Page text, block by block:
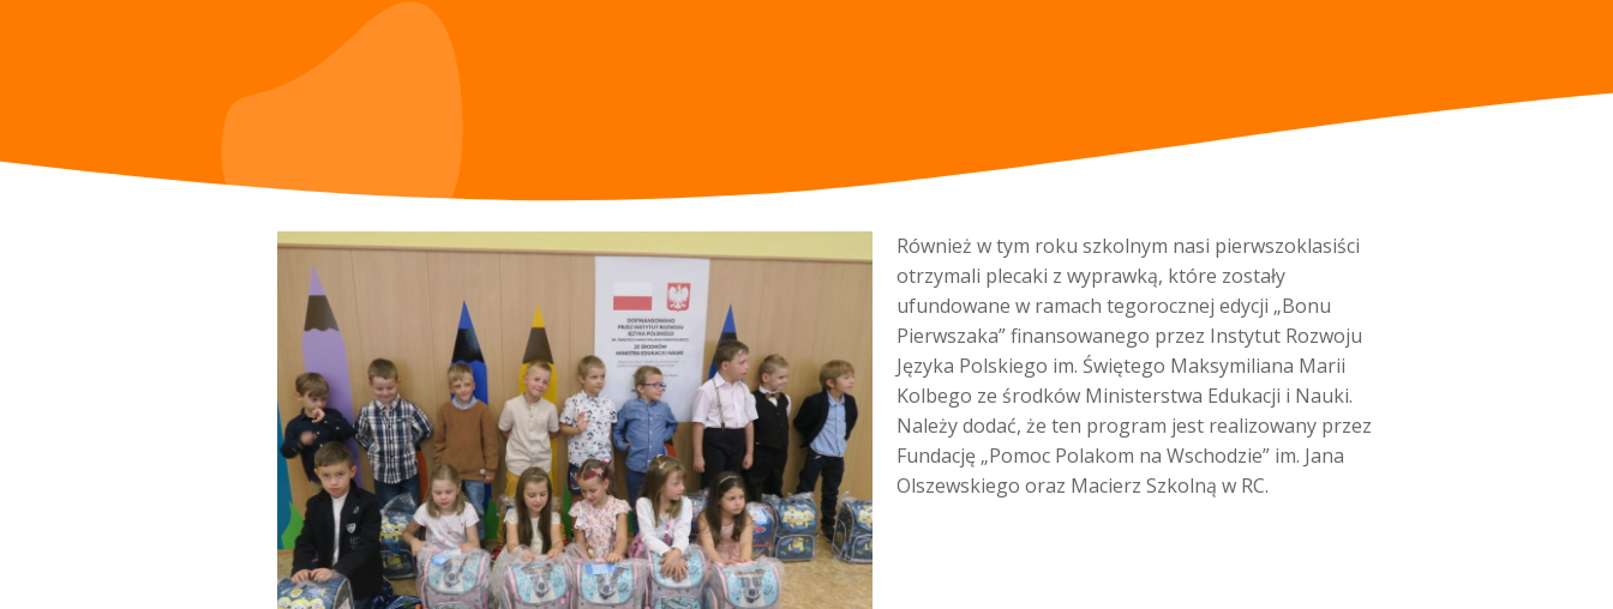
Również w tym roku szkolnym nasi pierwszoklasiści
otrzymali plecaki z wyprawką, które zostały
ufundowane w ramach tegorocznej edycji „Bonu
Pierwszaka” finansowanego przez Instytut Rozwoju
Języka Polskiego im. Świętego Maksymiliana Marii
Kolbego ze środków Ministerstwa Edukacji i Nauki.
Należy dodać, że ten program jest realizowany przez
Fundację „Pomoc Polakom na Wschodzie” im. Jana
Olszewskiego oraz Macierz Szkolną w RC.